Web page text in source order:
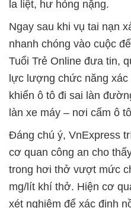
la liệt, hư hỏng nặng.
Ngay sau khi vụ tai nạn
nhanh chóng vào cuộc
Tuổi Trẻ Online đưa tin,
lực lượng chức năng xác
khiển ô tô đi sai làn
làn xe máy – nơi cấm ô
Đáng chú ý, VnExpress
cơ quan công an cho
trong hơi thở vượt mức
mg/lít khí thở. Hiện cơ
xét nghiệm để xác định